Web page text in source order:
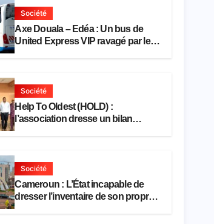
Société
Axe Douala – Edéa : Un bus de
United Express VIP ravagé par les
Société
Help To Oldest (HOLD) :
l’association dresse un bilan
Société
Cameroun : L’État incapable de
dresser l’inventaire de son propre